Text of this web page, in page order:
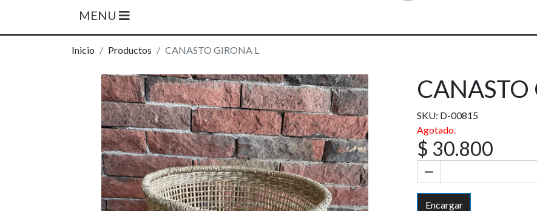
MENU
Inicio Productos CANASTO GIRONA L
CANASTO
SKU: D-00815
Agotado.
$ 30.800
Encargar